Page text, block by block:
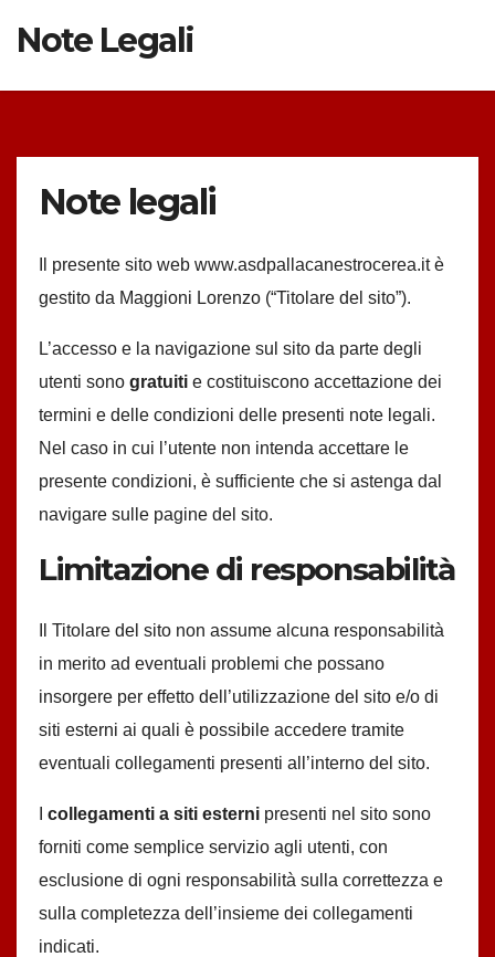
Note Legali
Note legali
Il presente sito web www.asdpallacanestrocerea.itè
gestito da Maggioni Lorenzo (“Titolare del sito”).
L’accesso e la navigazione sul sito da parte degli
utenti sono gratuiti e costituiscono accettazione dei
termini e delle condizioni delle presenti note legali.
Nel caso in cui l’utente non intenda accettare le
presente condizioni, è sufficiente che si astenga dal
navigare sulle pagine del sito.
Limitazione di responsabilità
Il Titolare del sito non assume alcuna responsabilità
in merito ad eventuali problemi che possano
insorgere per effetto dell’utilizzazione del sito e/o di
siti esterni ai quali è possibile accedere tramite
eventuali collegamenti presenti all’interno del sito.
collegamenti a siti esterni presenti nel sito sono
forniti come semplice servizio agli utenti, con
esclusione di ogni responsabilità sulla correttezza e
sulla completezza dell’insieme dei collegamenti
indicati.